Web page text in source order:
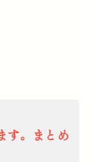
す。まとめ